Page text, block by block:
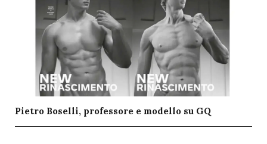
Pietro Boselli, professore e modello su GQ